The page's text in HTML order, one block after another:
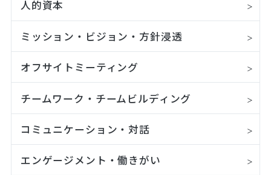
人的資本
ミッション・ビジョン・方針浸透
オフサイトミーティング
チームワーク・チームビルディング
コミュニケーション・対話
エンゲージメント・働きがい